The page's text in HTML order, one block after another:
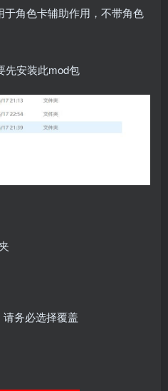
于角色卡辅助作用，不带角色
先安装此mod包
务必选择覆盖